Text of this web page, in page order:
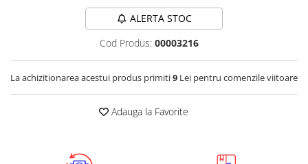
RS-485
RTC
ALERTA STOC
Cod Produs: 00003216
La achizitionarea acestui produs primiti9 Lei pentru comenzile viitoare
Adauga la Favorite